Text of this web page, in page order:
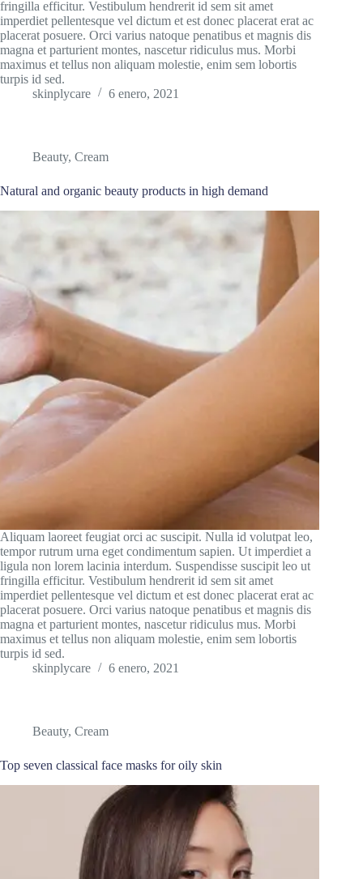
fringilla efficitur. Vestibulum hendrerit id sem sit amet
imperdiet pellentesque vel dictum et est donec placerat erat ac
placerat posuere. Orci varius natoque penatibus et magnis dis
magna et parturient montes, nascetur ridiculus mus. Morbi
maximus et tellus non aliquam molestie, enim sem lobortis
turpis id sed.
skinplycare
6 enero, 2021
Beauty, Cream
Natural and organic beauty products in high demand
Aliquam laoreet feugiat orci ac suscipit. Nulla id volutpat leo,
tempor rutrum urna eget condimentum sapien. Ut imperdiet a
ligula non lorem lacinia interdum. Suspendisse suscipit leo ut
fringilla efficitur. Vestibulum hendrerit id sem sit amet
imperdiet pellentesque vel dictum et est donec placerat erat ac
placerat posuere. Orci varius natoque penatibus et magnis dis
magna et parturient montes, nascetur ridiculus mus. Morbi
maximus et tellus non aliquam molestie, enim sem lobortis
turpis id sed.
skinplycare
6 enero, 2021
Beauty, Cream
Top seven classical face masks for oily skin